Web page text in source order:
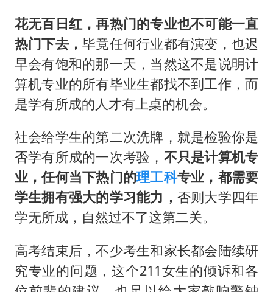
花无百日红，再热门的专业也不可能一直
热门下去，毕竟任何行业都有演变，也迟
早会有饱和的那一天，当然这不是说明计
算机专业的所有毕业生都找不到工作，而
是学有所成的人才有上桌的机会。
社会给学生的第二次洗牌，就是检验你是
否学有所成的一次考验， 不只是计算机专
业，任何当下热门的理工科专业，都需要
学生拥有强大的学习能力， 否则大学四年
学无所成，自然过不了这第二关。
高考结束后，不少考生和家长都会陆续研
究专业的问题，这个211女生的倾诉和各